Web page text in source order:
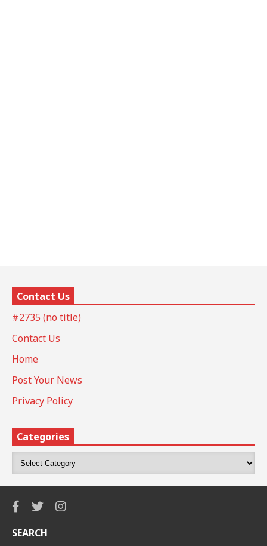
Contact Us
#2735 (no title)
Contact Us
Home
Post Your News
Privacy Policy
Categories
SEARCH